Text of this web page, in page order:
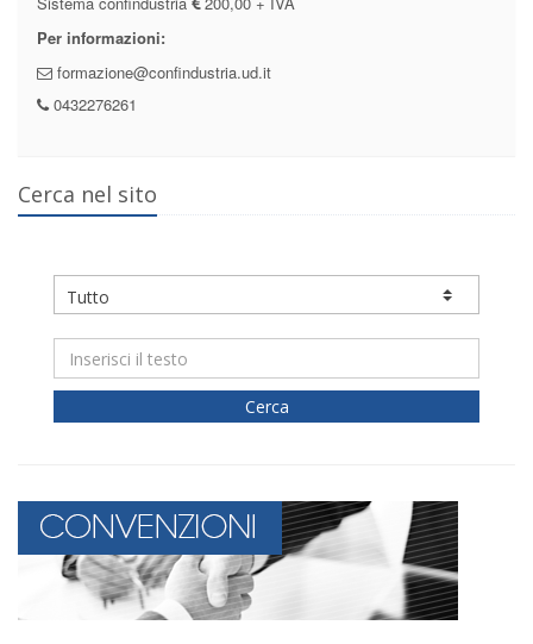
Per informazioni:
formazione@confindustria.ud.it
0432276261
Cerca nel sito
Cerca